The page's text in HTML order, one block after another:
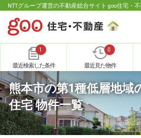
NTTグループ運営の不動産総合サイト goo住宅・
1
最近検索した条件
0
最近見た物件
熊本市の第1種低層地域
住宅 物件一覧